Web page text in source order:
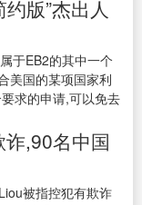
版”杰出人
于EB2的其中一个
美国的某项国家利
求的申请,可以免去
,90名中国
被指控犯有欺诈